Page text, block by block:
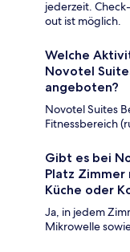
jederzeit.
out ist möglich.
Welche
Novotel
angeboten?
Novotel Suites
Fitnessbereich
Gibt es bei
Platz
Küche oder
Ja, in jedem
Mikrowelle